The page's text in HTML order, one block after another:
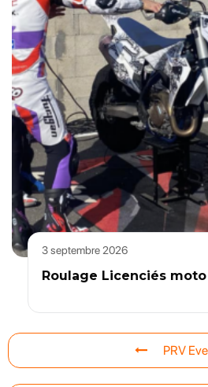
3 septembre 2026
Roulage Licenciés
PRV